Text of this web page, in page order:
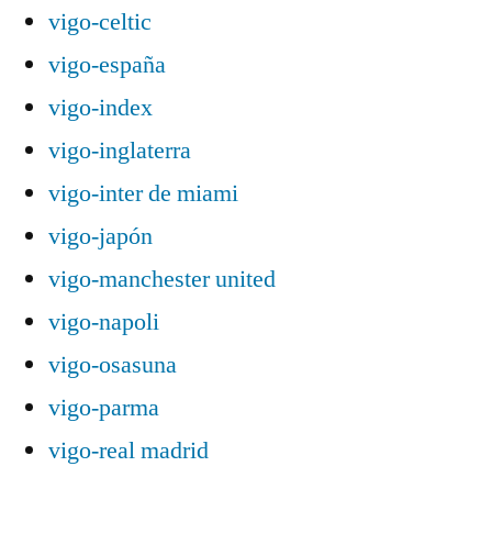
vigo-celtic
vigo-españa
vigo-index
vigo-inglaterra
vigo-inter de miami
vigo-japón
vigo-manchester united
vigo-napoli
vigo-osasuna
vigo-parma
vigo-real madrid